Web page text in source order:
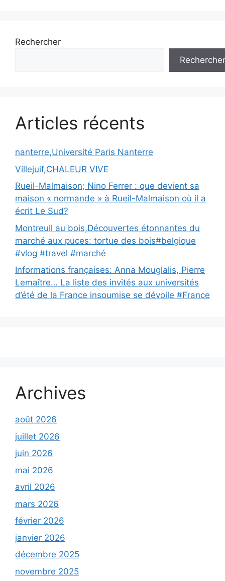
Rechercher
Rechercher
Articles récents
nanterre,Université Paris Nanterre
Villejuif,CHALEUR VIVE
Rueil-Malmaison; Nino Ferrer : que devient sa
maison « normande » à Rueil-Malmaison où il a
écrit Le Sud?
Montreuil au bois,Découvertes étonnantes du
marché aux puces: tortue des bois#belgique
#vlog #travel #marché
Informations françaises: Anna Mouglalis, Pierre
Lemaître… La liste des invités aux universités
d’été de la France insoumise se dévoile #France
Archives
août 2026
juillet 2026
juin 2026
mai 2026
avril 2026
mars 2026
février 2026
janvier 2026
décembre 2025
novembre 2025